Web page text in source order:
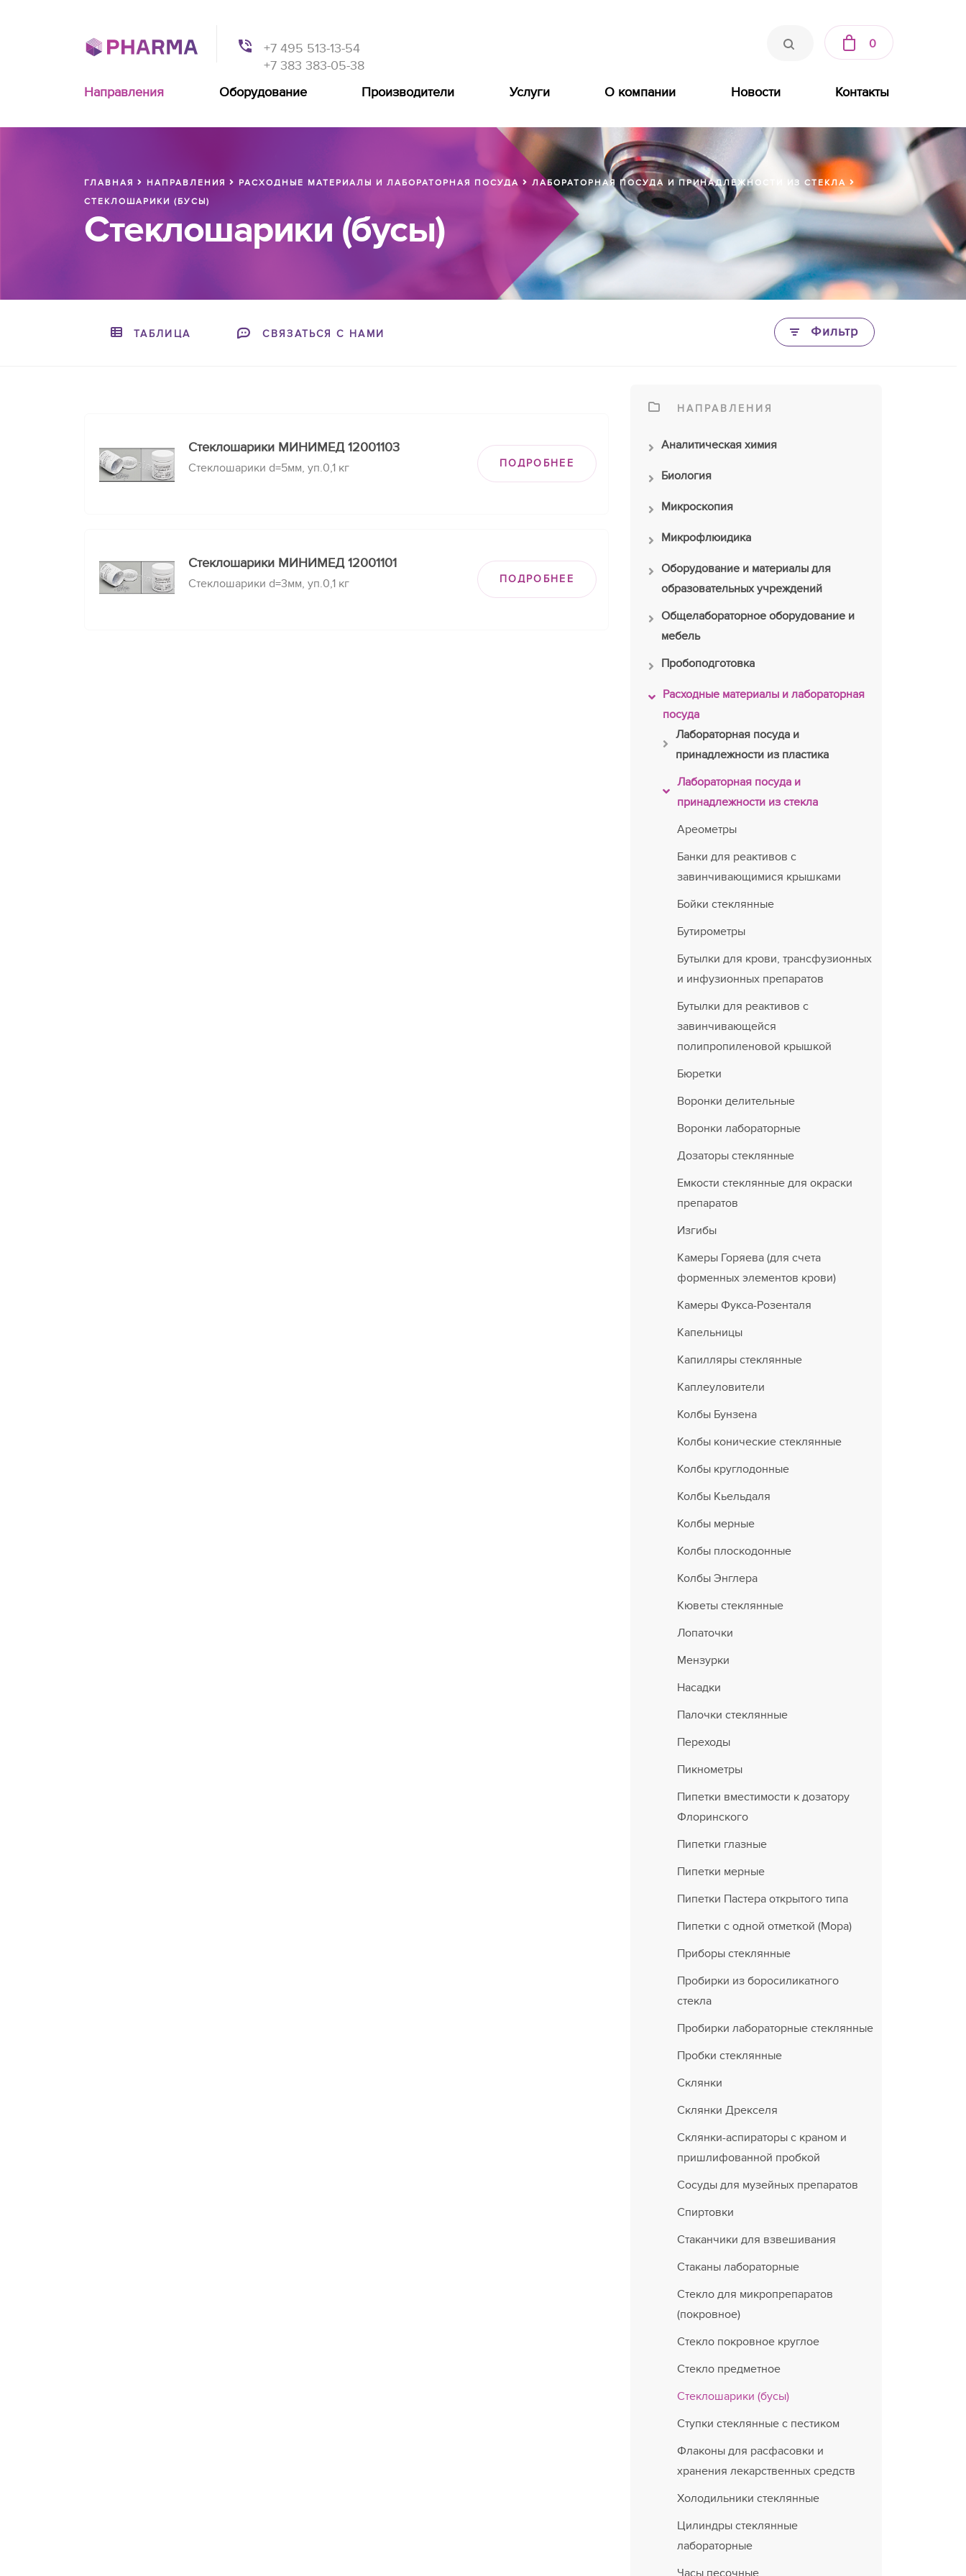
+7 495 513-13-54
+7 383 383-05-38
0
Направления Оборудование Производители Услуги О компании Новости Контакты
ГЛАВНАЯ НАПРАВЛЕНИЯ РАСХОДНЫЕ МАТЕРИАЛЫ И ЛАБОРАТОРНАЯ ПОСУДА
ЛАБОРАТОРНАЯ ПОСУДА И ПРИНАДЛЕЖНОСТИ ИЗ СТЕКЛА
СТЕКЛОШАРИКИ (БУСЫ)
Стеклошарики (бусы)
ТАБЛИЦА СВЯЗАТЬСЯ С НАМИ Фильтр
Стеклошарики МИНИМЕД 12001103
Стеклошарики d=5мм, уп.0,1 кг ПОДРОБНЕЕ
Стеклошарики МИНИМЕД 12001101
Стеклошарики d=3мм, уп.0,1 кг ПОДРОБНЕЕ
НАПРАВЛЕНИЯ
Аналитическая химия
Биология
Микроскопия
Микрофлюидика
Оборудование и материалы для
образовательных учреждений
Общелабораторное оборудование и
мебель
Пробоподготовка
Расходные материалы и лабораторная
посуда
Лабораторная посуда и
принадлежности из пластика
Лабораторная посуда и
принадлежности из стекла
Ареометры
Банки для реактивов с
завинчивающимися крышками
Бойки стеклянные
Бутирометры
Бутылки для крови, трансфузионных
и инфузионных препаратов
Бутылки для реактивов с
завинчивающейся
полипропиленовой крышкой
Бюретки
Воронки делительные
Воронки лабораторные
Дозаторы стеклянные
Емкости стеклянные для окраски
препаратов
Изгибы
Камеры Горяева (для счета
форменных элементов крови)
Камеры Фукса-Розенталя
Капельницы
Капилляры стеклянные
Каплеуловители
Колбы Бунзена
Колбы конические стеклянные
Колбы круглодонные
Колбы Кьельдаля
Колбы мерные
Колбы плоскодонные
Колбы Энглера
Кюветы стеклянные
Лопаточки
Мензурки
Насадки
Палочки стеклянные
Переходы
Пикнометры
Пипетки вместимости к дозатору
Флоринского
Пипетки глазные
Пипетки мерные
Пипетки Пастера открытого типа
Пипетки с одной отметкой (Мора)
Приборы стеклянные
Пробирки из боросиликатного
стекла
Пробирки лабораторные стеклянные
Пробки стеклянные
Склянки
Склянки Дрекселя
Склянки-аспираторы с краном и
пришлифованной пробкой
Сосуды для музейных препаратов
Спиртовки
Стаканчики для взвешивания
Стаканы лабораторные
Стекло для микропрепаратов
(покровное)
Стекло покровное круглое
Стекло предметное
Стеклошарики (бусы)
Ступки стеклянные с пестиком
Флаконы для расфасовки и
хранения лекарственных средств
Холодильники стеклянные
Цилиндры стеклянные
лабораторные
Часы песочные